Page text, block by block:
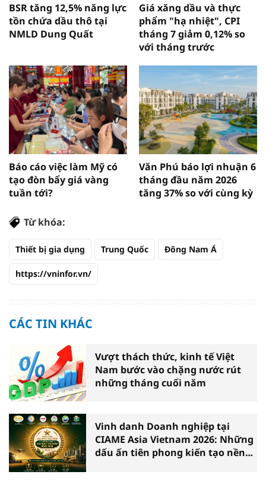
BSR tăng 12,5% năng lực
tồn chứa dầu thô tại
NMLD Dung Quất
Giá xăng dầu và thực
phẩm "hạ nhiệt", CPI
tháng 7 giảm 0,12% so
với tháng trước
Báo cáo việc làm Mỹ có
tạo đòn bẩy giá vàng
tuần tới?
Văn Phú báo lợi nhuận 6
tháng đầu năm 2026
tăng 37% so với cùng kỳ
Từ khóa:
Thiết bị gia dụng Trung Quốc Đông Nam Á
https://vninfor.vn/
CÁC TIN KHÁC
Vượt thách thức, kinh tế Việt
Nam bước vào chặng nước rút
những tháng cuối năm
Vinh danh Doanh nghiệp tại
CIAME Asia Vietnam 2026: Những
dấu ấn tiên phong kiến tạo nền